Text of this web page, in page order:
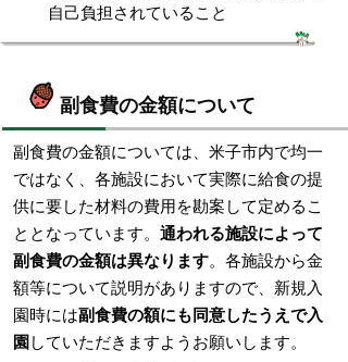
自己負担されていること
副食費の金額について
副食費の金額については、米子市内で均一
ではなく、各施設において実際に給食の提
供に要した材料の費用を勘案して定めるこ
ととなっています。 通われる施設によって
副食費の金額は異なります。各施設から金
額等について説明がありますので、新規入
園時には副食費の額にも同意したうえで入
園していただきますようお願いします。